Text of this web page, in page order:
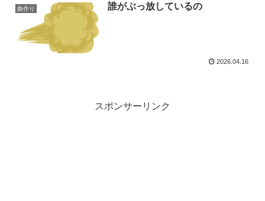
曲作り 誰がぶっ放しているの
2026.04.16
スポンサーリンク